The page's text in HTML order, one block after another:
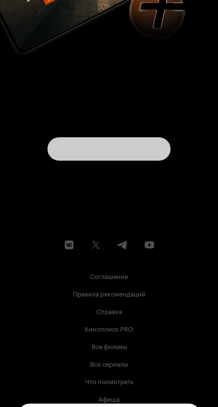
Соглашение
Правила рекомендаций
Справка
Кинопоиск PRO
Все фильмы
Все сериалы
Что посмотреть
Афиша